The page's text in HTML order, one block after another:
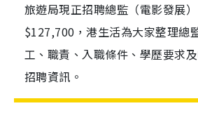
旅遊局現正招聘總監（電影發展
$127,700，港生活為大家整理總
工、職責、入職條件、學歷要求
招聘資訊。